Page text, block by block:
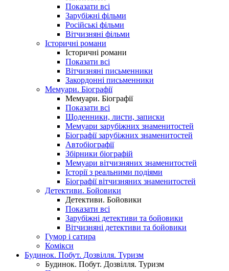
Показати всі
Зарубіжні фільми
Російські фільми
Вітчизняні фільми
Історичні романи
Історичні романи
Показати всі
Вітчизняні письменники
Закордонні письменники
Мемуари. Біографії
Мемуари. Біографії
Показати всі
Щоденники, листи, записки
Мемуари зарубіжних знаменитостей
Біографії зарубіжних знаменитостей
Автобіографії
Збірники біографій
Мемуари вітчизняних знаменитостей
Історії з реальними подіями
Біографії вітчизняних знаменитостей
Детективи. Бойовики
Детективи. Бойовики
Показати всі
Зарубіжні детективи та бойовики
Вітчизняні детективи та бойовики
Гумор і сатира
Комікси
Будинок. Побут. Дозвілля. Туризм
Будинок. Побут. Дозвілля. Туризм